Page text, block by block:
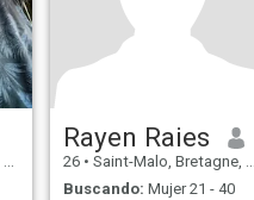
Rayen Raies
26 • Saint-Malo, Bretagne, Francia
Buscando: Mujer 21 - 40